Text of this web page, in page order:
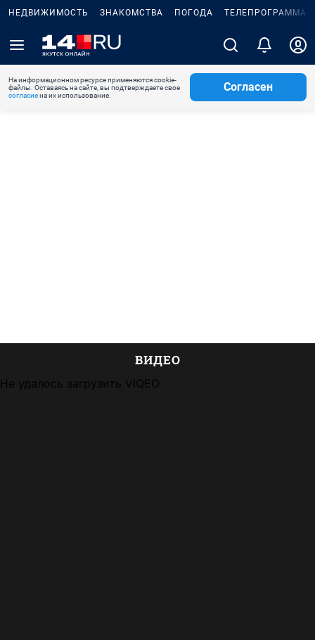
НЕДВИЖИМОСТЬ ЗНАКОМСТВА ПОГОДА ТЕЛЕПРОГРАММА
На информационном ресурсе применяются cookie-
файлы. Оставаясь на сайте, вы подтверждаете свое
согласиена их использование.
Согласен
ВИДЕО
Не удалось загрузить VIQEO